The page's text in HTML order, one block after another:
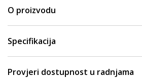
O proizvodu
Specifikacija
Provjeri dostupnost u radnjama